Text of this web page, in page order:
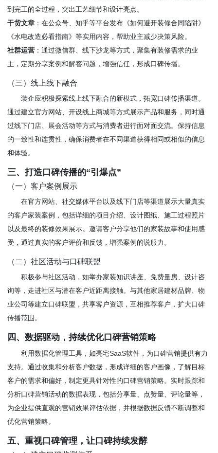
到完工的全过程，突出工艺细节和设计亮点。
干货文章 ：在公众号、知乎等平台发布《如何避开装修合同陷阱》
《水电改造必看指南》等实用内容，帮助业主减少决策风险。
社群运营 ：通过微信群、线下沙龙等方式，聚集有装修需求的业
主，定期分享案例和解答问题，增强信任，形成口碑传播。
（三）线上线下融合
装企应积极探索线上线下融合的新模式，拓宽口碑传播渠道。
通过建立官方网站、开设线上商城等方式展示产品和服务，同时通
过线下门店、展会活动等方式与消费者进行面对面交流。保持信息
的一致性和连贯性，确保消费者在不同渠道获得相同或相似的信息
和体验。
三、打造口碑传播的“引爆点”
（一）客户案例展示
在官方网站、社交媒体平台以及线下门店等渠道展示大量真实
的客户家装案例，包括详细的项目介绍、设计图纸、施工过程照片
以及最终的装修效果展示。邀请客户分享他们的家装故事和使用感
受，通过真实的客户评价和反馈，增强案例的说服力。
（二）社区活动与口碑联盟
积极参与社区活动，如举办家装知识讲座、免费量房、设计咨
询等，走进社区与潜在客户近距离接触。与其他家居建材品牌、物
业公司等建立口碑联盟，共享客户资源，互相推荐客户，扩大口碑
传播范围。
四、数据驱动，持续优化口碑营销策略
利用数据化管理工具，如亮宅SaaS软件 ，为口碑营销提供有力
支持。通过收集和分析客户数据，形成详细的客户画像，了解目标
客户的需求和偏好，制定更具针对性的口碑营销策略。实时跟踪和
分析口碑营销活动的数据表现，包括分享量、点赞量、评论量等，
为企业提供直观的营销效果评估依据，并根据数据反馈不断调整和
优化营销策略。
五、重视口碑管理，让口碑持续发酵